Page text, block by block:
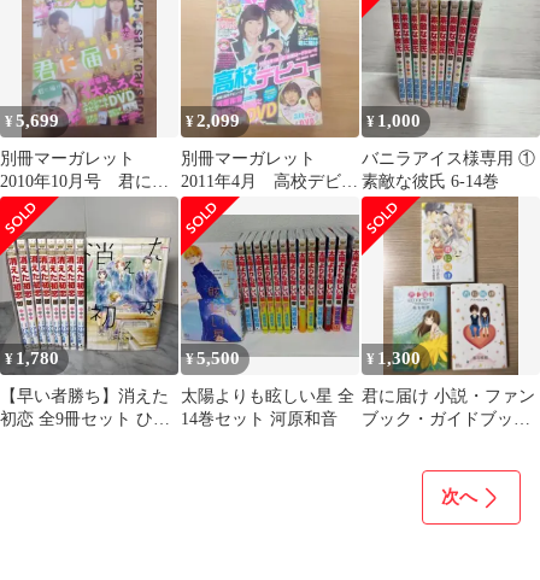
¥5,699
別冊マーガレット
2010年10月号 君に届
け 多部未華子 三浦
春馬
¥2,099
別冊マーガレット
2011年4月 高校デビュ
ー 付録のシール＆メ
モパッドなし
¥ 1,000
バニラアイス様専用 ①
素敵な彼氏 6-14巻
¥ 1,780
【早い者勝ち】消えた
初恋 全9冊セット ひね
¥5,500
太陽よりも眩しい星 全
14巻セット 河原和音
¥ 1,300
君に届け 小説・ファン
ブック・ガイドブック3
次へ